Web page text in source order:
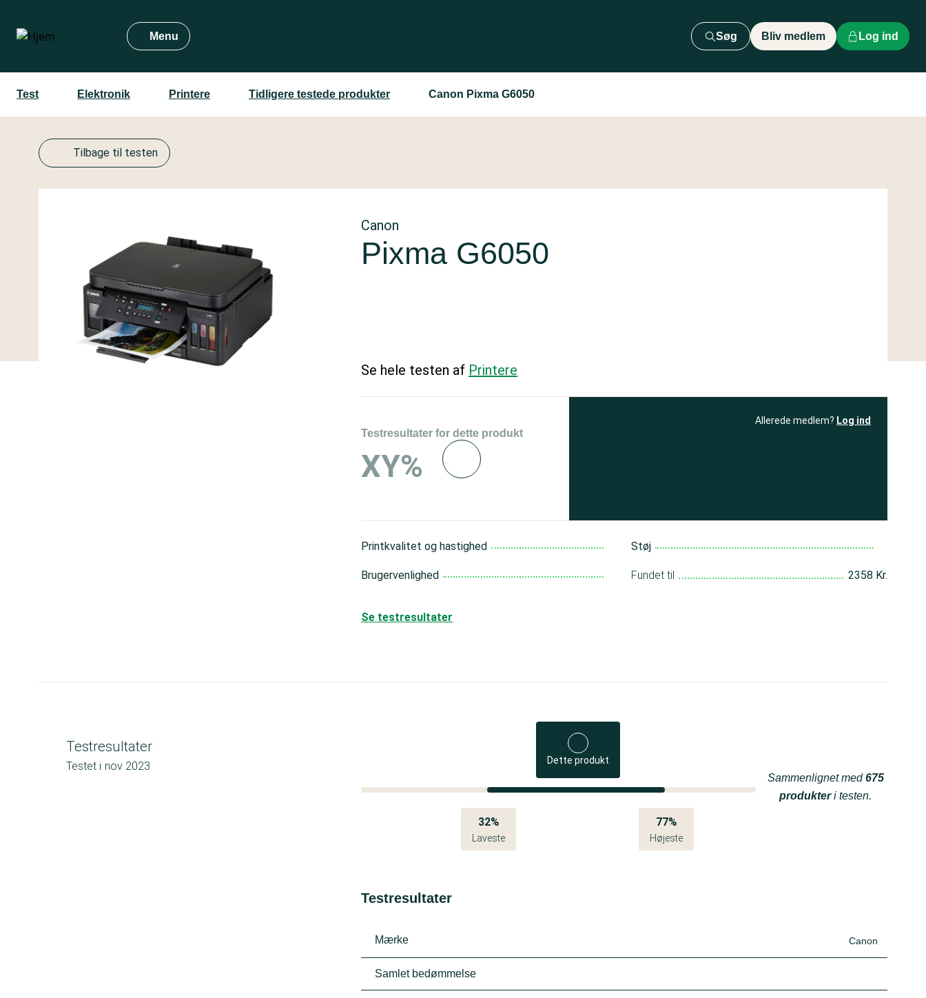
hovedindhold
Menu Søg Bliv medlem Log ind
Test Elektronik Printere Tidligere testede produkter Canon Pixma G6050
Tilbage til testen
Canon
Pixma G6050
Se hele testen af Printere
Testresultater for dette produkt
XY%
Allerede medlem? Log ind
Printkvalitet og hastighed
Brugervenlighed
Støj
Fundet til 2358 Kr.
Se testresultater
Testresultater
Testet i nov 2023 Dette produkt
32%
Laveste
77%
Højeste
Sammenlignet med675
produkteri testen.
Testresultater
Mærke Canon
Samlet bedømmelse